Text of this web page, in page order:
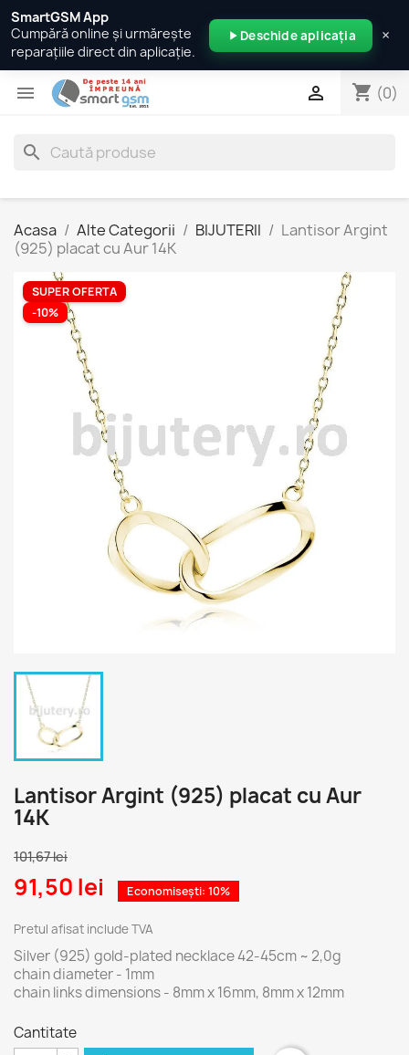
 shopping_cart (0)

search
Acasa Alte Categorii BIJUTERII
Lantisor Argint
(925) placat cu Aur 14K
SUPER OFERTA
-10%
Lantisor Argint (925) placat cu Aur
14K
101,67 lei
91,50 lei Economisești: 10%
Pretul afisat include TVA
Silver (925) gold-plated necklace 42-45cm ~ 2,0g
chain diameter - 1mm
chain links dimensions - 8mm x 16mm, 8mm x 12mm
Cantitate
SmartGSM App
Cumpără online și urmărește
reparațiile direct din aplicație.
Deschide aplicația ×